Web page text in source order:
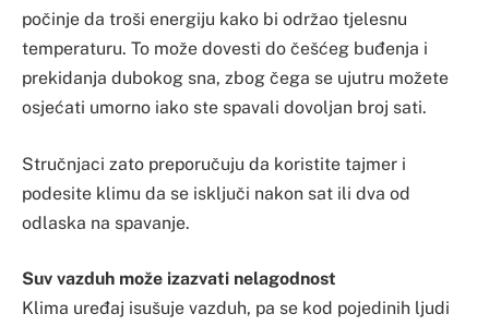
počinje da troši energiju kako bi održao tjelesnu
temperaturu. To može dovesti do češćeg buđenja i
prekidanja dubokog sna, zbog čega se ujutru možete
osjećati umorno iako ste spavali dovoljan broj sati.
Stručnjaci zato preporučuju da koristite tajmer i
podesite klimu da se isključi nakon sat ili dva od
odlaska na spavanje.
Suv vazduh može izazvati nelagodnost
Klima uređaj isušuje vazduh, pa se kod pojedinih ljudi